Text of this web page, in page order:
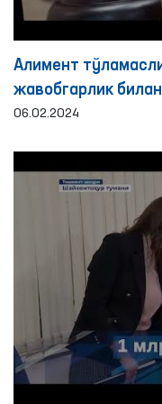
Алимент
жавобгарлик
06.02.2024